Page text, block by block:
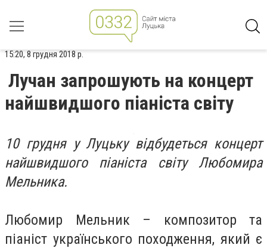
15:20, 8 грудня 2018 р.
Лучан запрошують на концерт
найшвидшого піаніста світу
10 грудня у Луцьку відбудеться концерт
найшвидшого піаніста світу Любомира
Мельника.
Любомир Мельник – композитор та
піаніст українського походження, який є